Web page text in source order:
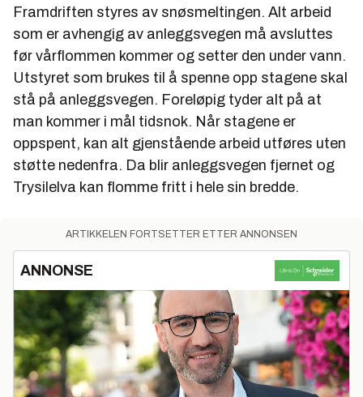
Framdriften styres av snøsmeltingen. Alt arbeid
som er avhengig av anleggsvegen må avsluttes
før vårflommen kommer og setter den under vann.
Utstyret som brukes til å spenne opp stagene skal
stå på anleggsvegen. Foreløpig tyder alt på at
man kommer i mål tidsnok. Når stagene er
oppspent, kan alt gjenstående arbeid utføres uten
støtte nedenfra. Da blir anleggsvegen fjernet og
Trysilelva kan flomme fritt i hele sin bredde.
ARTIKKELEN FORTSETTER ETTER ANNONSEN
ANNONSE